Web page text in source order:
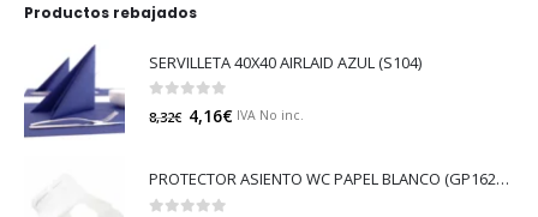
Productos rebajados
SERVILLETA 40X40 AIRLAID AZUL (S104)
out of 5
8,32€ 4,16€ IVA No inc.
PROTECTOR ASIENTO WC PAPEL BLANCO (GP16213)